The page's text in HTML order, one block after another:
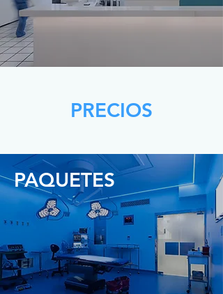
PRECIOS
PAQUETES